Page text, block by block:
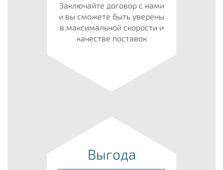
Заключайте договор с нами
и вы сможете быть уверены
в максимальной скорости и
качестве поставок
Выгода